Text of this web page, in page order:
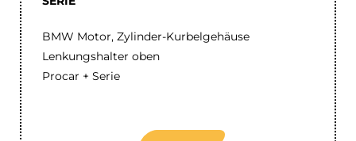
BMW Motor, Zylinder-Kurbelgehäuse
Lenkungshalter oben
Procar + Serie